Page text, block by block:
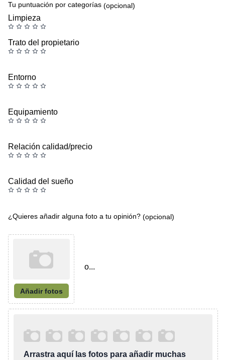
Tu puntuación por categorías (opcional)
Limpieza
Trato del propietario
Entorno
Equipamiento
Relación calidad/precio
Calidad del sueño
¿Quieres añadir alguna foto a tu opinión? (opcional)
Añadir fotos
o...
Arrastra aquí las fotos para añadir muchas